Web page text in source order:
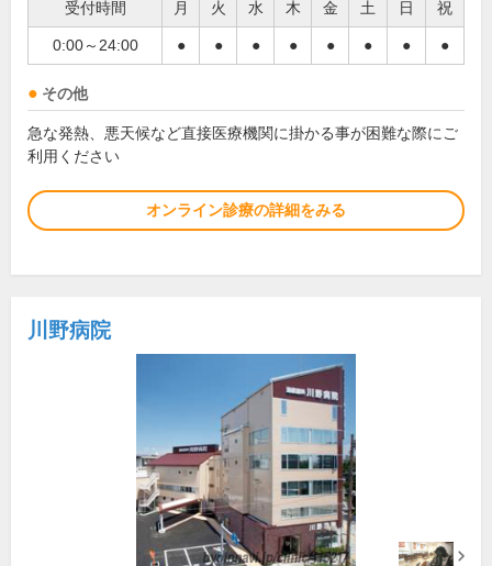
受付時間 月 火 水 木 金 土 日 祝
0:00～24:00 ● ● ● ● ● ● ● ●
その他
急な発熱、悪天候など直接医療機関に掛かる事が困難な際にご
利用ください
オンライン診療の詳細をみる
川野病院